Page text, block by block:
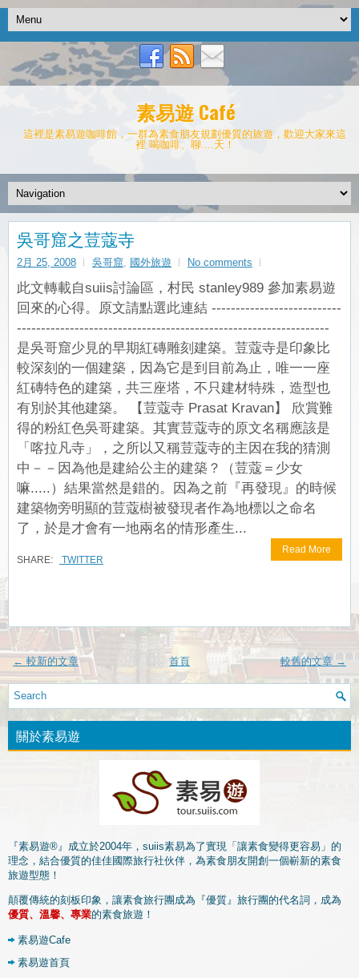
素易遊 Café
這裡是素易遊咖啡館，一群為素食朋友規劃優質的旅遊，歡迎大家來這
裡 喝咖啡、聊....天！
吳哥窟之荳蔻寺
2月 25, 2008 吳哥窟, 國外旅遊 No comments
此文轉載自suiis討論區，村民 stanley989 參加素易遊
回來的心得。原文請點選此連結 ---------------------------
-----------------------------------------------------------------
是吳哥窟少見的早期紅磚雕刻建築。荳蔻寺是印象比
較深刻的一個建築，因為它是到目前為止，唯一一座
紅磚特色的建築，共三座塔，不只建材特殊，造型也
有別於其他建築。 【荳蔻寺 Prasat Kravan】 欣賞難
得的粉紅色吳哥建築。其實荳蔻寺的原文名稱應該是
「喀拉凡寺」，之所以又稱荳蔻寺的主因在我的猜測
中－－因為他是建給公主的建築？（荳蔻＝少女
嘛.....）結果當然是錯的。因為之前『再發現』的時候
建築物旁明顯的荳蔻樹被發現者作為地標以之命名
了，於是才會有一地兩名的情形產生...
SHARE: TWITTER
Read More
← 較新的文章 較舊的文章 →
首頁
關於素易遊
『素易遊®』成立於2004年，suiis素易為了實現「讓素食變得更容易」的
理念，結合優質的佳佳國際旅行社伙伴，為素食朋友開創一個嶄新的素食
旅遊型態！
顛覆傳統的刻板印象，讓素食旅行團成為『優質』旅行團的代名詞，成為
優質、溫馨、專業的素食旅遊！
素易遊Cafe
素易遊首頁